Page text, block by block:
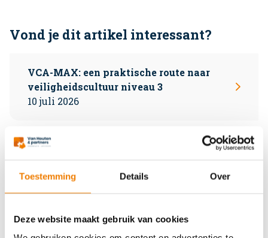
Toestemming Details Over
Deze website maakt gebruik van cookies
Vond je dit artikel interessant?
VCA-MAX: een praktische route naar
veiligheidscultuur niveau 3
10 juli 2026
SCL trede 3 verplicht vanaf 1 juli 2026 –
15 juni 2026
CO2 Prestatieladder handboek 4.0: dit
verandert er voor MKB-bedrijven